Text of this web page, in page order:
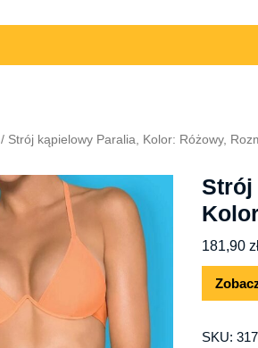
/ Strój kąpielowy Paralia, Kolor: Różowy,
Strój
181,90
SKU: